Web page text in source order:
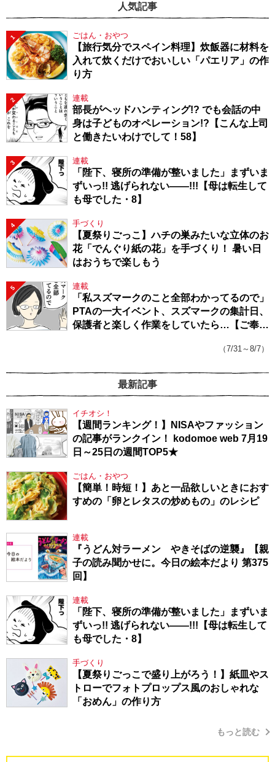
人気記事
1 ごはん・おやつ
【旅行気分でスペイン料理】炊飯器に材料を
入れて炊くだけでおいしい「パエリア」の作
り方
2 連載
部長がヘッドハンティング!? でも会話の中
身は子どものオペレーション!?【こんな上司
と働きたいわけでして！58】
3 連載
「陛下、寝所の準備が整いました」まずいま
ずいっ!! 逃げられない――!!!【母は転生して
も母でした・8】
4 手づくり
【夏祭りごっこ】ハチの巣みたいな立体のお
花「でんぐり紙の花」を手づくり！ 暑い日
はおうちで楽しもう
5 連載
「私スズマークのこと全部わかってるので」
PTAの一大イベント、スズマークの集計日、
保護者と楽しく作業をしていたら…【ご奉仕
（7/31～8/7）
最新記事
イチオシ！
【週間ランキング！】NISAやファッション
の記事がランクイン！ kodomoe web 7月19
日～25日の週間TOP5★
ごはん・おやつ
【簡単！時短！】あと一品欲しいときにおす
すめの「卵とレタスの炒めもの」のレシピ
連載
『うどん対ラーメン やきそばの逆襲』【親
子の読み聞かせに。今日の絵本だより 第375
回】
連載
「陛下、寝所の準備が整いました」まずいま
ずいっ!! 逃げられない――!!!【母は転生して
も母でした・8】
手づくり
【夏祭りごっこで盛り上がろう！】紙皿やス
トローでフォトプロップス風のおしゃれな
「おめん」の作り方
もっと読む